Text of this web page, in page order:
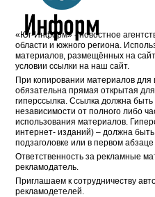
«Юг-Информ» - новостное
области и южного региона.
материалов, размещённых на
условии ссылки на наш сайт.
При копировании материалов для
обязательна прямая открытая
гиперссылка. Ссылка должна
независимости от полного либо
использования материалов.
интернет- изданий) – должна
подзаголовке или в первом
Ответственность за рекламные
рекламодатель.
Приглашаем к сотрудничеству
рекламодетелей.